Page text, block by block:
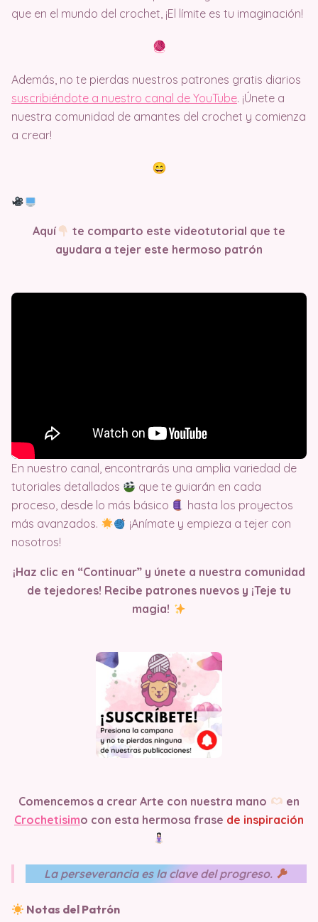
que en el mundo del crochet, ¡El límite es tu imaginación!
Además, no te pierdas nuestros patrones gratis diarios
suscribiéndote a nuestro canal de YouTube. ¡Únete a
nuestra comunidad de amantes del crochet y comienza
a crear!
Aquí
te comparto este videotutorial que te
ayudara a tejer este hermoso patrón
En nuestro canal, encontrarás una amplia variedad de
tutoriales detallados
que te guiarán en cada
proceso, desde lo más básico
hasta los proyectos
más avanzados.
¡Anímate y empieza a tejer con
nosotros!
¡Haz clic en “Continuar” y únete a nuestra comunidad
de tejedores! Recibe patrones nuevos y ¡Teje tu
magia!
Comencemos a crear Arte con nuestra mano
en
Crochetisimo con esta hermosa frase de inspiración
La perseverancia es la clave del progreso.
Notas del Patrón